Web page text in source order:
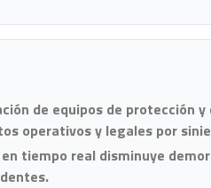
de equipos de protección
operativos y legales por
tiempo real disminuye